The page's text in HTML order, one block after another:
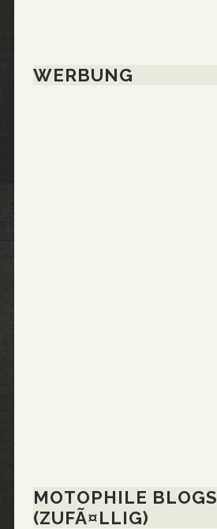
WERBUNG
MOTOPHILE BLOGS
(ZUFÃ¤LLIG)